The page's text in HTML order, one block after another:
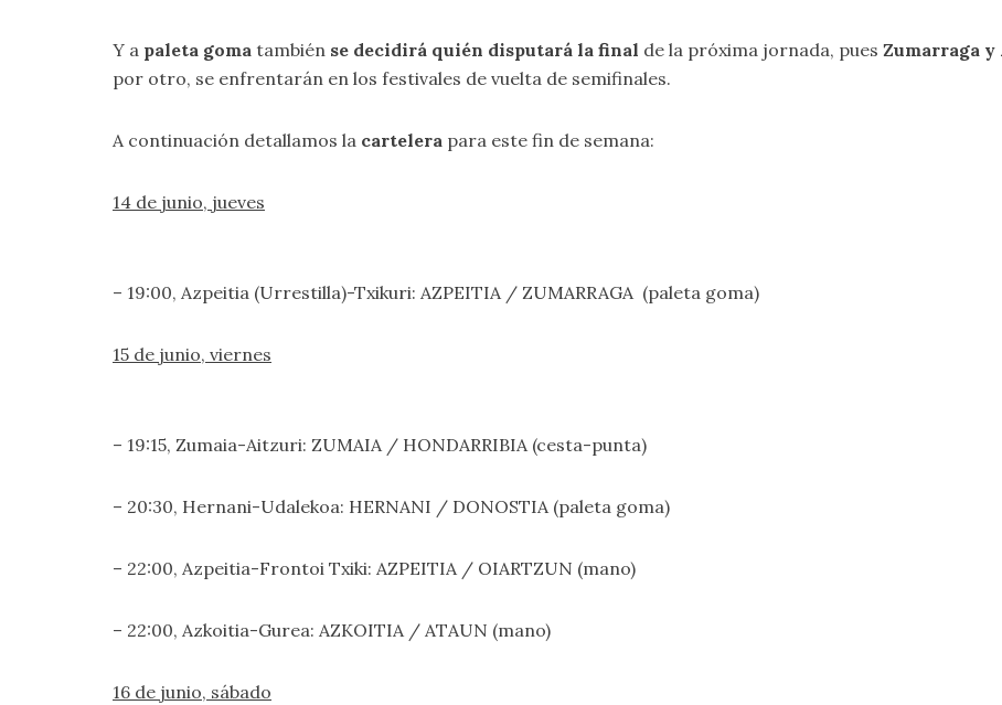
Y a paleta goma también se decidirá quién disputará la final de la próxima jornada, pues Zumarraga
por otro, se enfrentarán en los festivales de vuelta de semifinales.
A continuación detallamos la cartelera para este fin de semana:
14 de junio, jueves
– 19:00, Azpeitia (Urrestilla)-Txikuri: AZPEITIA / ZUMARRAGA (paleta goma)
15 de junio, viernes
– 19:15, Zumaia-Aitzuri: ZUMAIA / HONDARRIBIA (cesta-punta)
– 20:30, Hernani-Udalekoa: HERNANI / DONOSTIA (paleta goma)
– 22:00, Azpeitia-Frontoi Txiki: AZPEITIA / OIARTZUN (mano)
– 22:00, Azkoitia-Gurea: AZKOITIA / ATAUN (mano)
16 de junio, sábado